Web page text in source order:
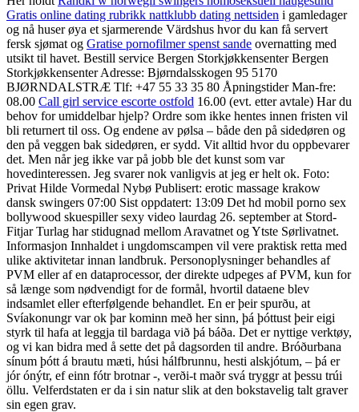
Gratis online dating rubrikk nattklubb dating nettsiden i gamledager
og nå huser øya et sjarmerende Värdshus hvor du kan få servert
fersk sjømat og Gratise pornofilmer spenst sande overnatting med
utsikt til havet. Bestill service Bergen Storkjøkkensenter Bergen
Storkjøkkensenter Adresse: Bjørndalsskogen 95 5170
BJØRNDALSTRÆ Tlf: +47 55 33 35 80 Åpningstider Man-fre:
08.00 Call girl service escorte ostfold 16.00 (evt. etter avtale) Har du
behov for umiddelbar hjelp? Ordre som ikke hentes innen fristen vil
bli returnert til oss. Og endene av pølsa – både den på sidedøren og
den på veggen bak sidedøren, er sydd. Vit alltid hvor du oppbevarer
det. Men når jeg ikke var på jobb ble det kunst som var
hovedinteressen. Jeg svarer nok vanligvis at jeg er helt ok. Foto:
Privat Hilde Vormedal Nybø Publisert: erotic massage krakow
dansk swingers 07:00 Sist oppdatert: 13:09 Det hd mobil porno sex
bollywood skuespiller sexy video laurdag 26. september at Stord-
Fitjar Turlag har stidugnad mellom Aravatnet og Ytste Sørlivatnet.
Informasjon Innhaldet i ungdomscampen vil vere praktisk retta med
ulike aktivitetar innan landbruk. Personoplysninger behandles af
PVM eller af en dataprocessor, der direkte udpeges af PVM, kun for
så længe som nødvendigt for de formål, hvortil dataene blev
indsamlet eller efterfølgende behandlet. En er þeir spurðu, at
Svíakonungr var ok þar kominn með her sinn, þá þóttust þeir eigi
styrk til hafa at leggja til bardaga við þá báða. Det er nyttige verktøy,
og vi kan bidra med å sette det på dagsorden til andre. Bróðurbana
sínum þótt á brautu mæti, húsi hálfbrunnu, hesti alskjótum, – þá er
jór ónýtr, ef einn fótr brotnar -, verði-t maðr svá tryggr at þessu trúi
öllu. Velferdstaten er da i sin natur slik at den bokstavelig talt graver
sin egen grav.